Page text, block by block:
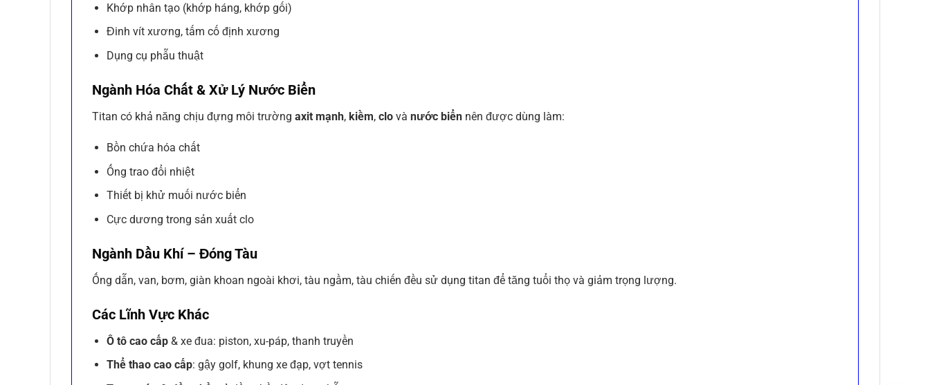
Khớp nhân tạo (khớp háng, khớp gối)
Đinh vít xương, tấm cố định xương
Dụng cụ phẫu thuật
Ngành Hóa Chất & Xử Lý Nước Biển
Titan có khả năng chịu đựng môi trường axit mạnh, kiềm, clo và nước biển nên được dùng làm:
Bồn chứa hóa chất
Ống trao đổi nhiệt
Thiết bị khử muối nước biển
Cực dương trong sản xuất clo
Ngành Dầu Khí – Đóng Tàu
Ống dẫn, van, bơm, giàn khoan ngoài khơi, tàu ngầm, tàu chiến đều sử dụng titan để tăng tuổi thọ và giảm trọng lượng.
Các Lĩnh Vực Khác
Ô tô cao cấp& xe đua: piston, xu-páp, thanh truyền
Thể thao cao cấp: gậy golf, khung xe đạp, vợt tennis